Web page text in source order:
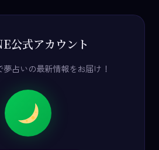
公式アカウント
占いの最新情報をお届け！